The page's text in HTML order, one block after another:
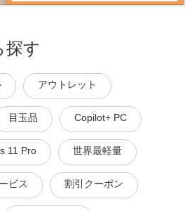
探す
アウトレット
目玉品 Copilot+ PC
11 Pro 世界最軽量
ビス 割引クーポン